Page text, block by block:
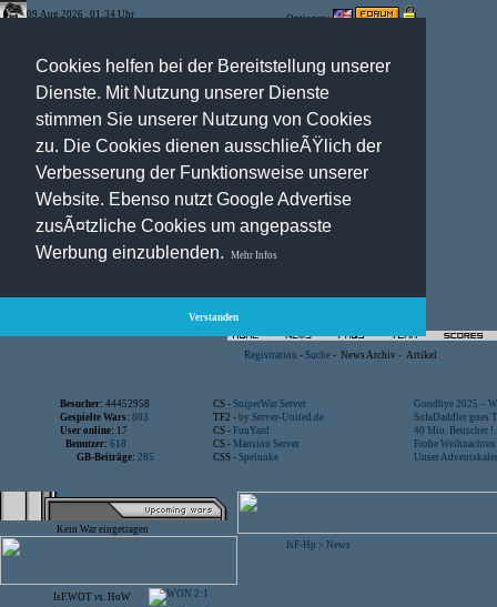
Cookies helfen bei der Bereitstellung unserer
Dienste. Mit Nutzung unserer Dienste
stimmen Sie unserer Nutzung von Cookies
zu. Die Cookies dienen ausschlieÃŸlich der
Verbesserung der Funktionsweise unserer
Website. Ebenso nutzt Google Advertise
zusÃ¤tzliche Cookies um angepasste
Werbung einzublenden.
Mehr Infos
Verstanden
09.Aug.2026 , 01:34 Uhr Optionen:
Registration - Suche - News Archiv - Artikel
Besucher: 44452958 CS - SniperWar Server
Goodbye 2025 –
Gespielte Wars: 803 TF2 - by Server-United.de
SofaDaddler goes
User online: 17 CS - FunYard
40 Mio. Beuscher
Benutzer: 618 CS - Mansion Server
Frohe
GB-Beiträge: 285 CSS - Spelunke Unser
Kein War eingetragen
IsF.WOT vs. HoW 2:1
IsF-Hp > News